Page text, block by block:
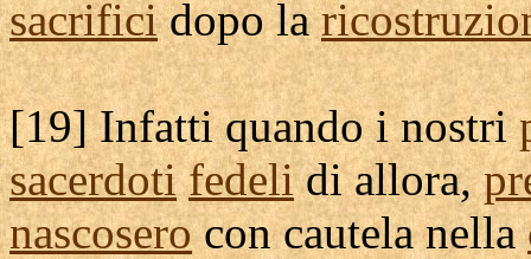
sacrificidopo la
[19] Infatti quando i nostri
sacerdoti fedelidi allora,
nascoseroconcautelanella